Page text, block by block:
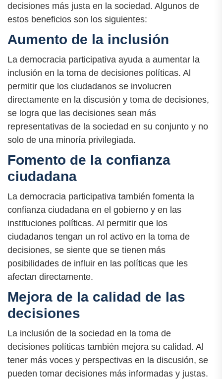
decisiones más justa en la sociedad. Algunos de
estos beneficios son los siguientes:
Aumento de la inclusión
La democracia participativa ayuda a aumentar la
inclusión en la toma de decisiones políticas. Al
permitir que los ciudadanos se involucren
directamente en la discusión y toma de decisiones,
se logra que las decisiones sean más
representativas de la sociedad en su conjunto y no
solo de una minoría privilegiada.
Fomento de la confianza
ciudadana
La democracia participativa también fomenta la
confianza ciudadana en el gobierno y en las
instituciones políticas. Al permitir que los
ciudadanos tengan un rol activo en la toma de
decisiones, se siente que se tienen más
posibilidades de influir en las políticas que les
afectan directamente.
Mejora de la calidad de las
decisiones
La inclusión de la sociedad en la toma de
decisiones políticas también mejora su calidad. Al
tener más voces y perspectivas en la discusión, se
pueden tomar decisiones más informadas y justas.